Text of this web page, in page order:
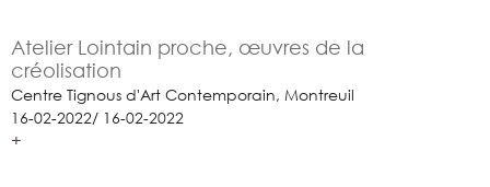
Atelier Lointain proche, œuvres de la
créolisation
Centre Tignous d'Art Contemporain, Montreuil
16-02-2022/ 16-02-2022
+